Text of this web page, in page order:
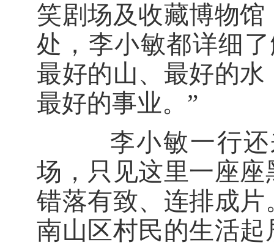
笑剧场及收藏博物
处，李小敏都详细
最好的山、最好的
最好的事业。”
李小敏一行还
场，只见这里一座
错落有致、连排成
南山区村民的生活